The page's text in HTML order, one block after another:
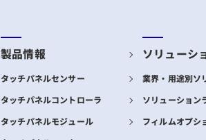
製品情報
タッチパネルセンサー
タッチパネルコントローラ
タッチパネルモジュール
ソリューシ
業界・用途別ソ
ソリューション
フィルムオプシ